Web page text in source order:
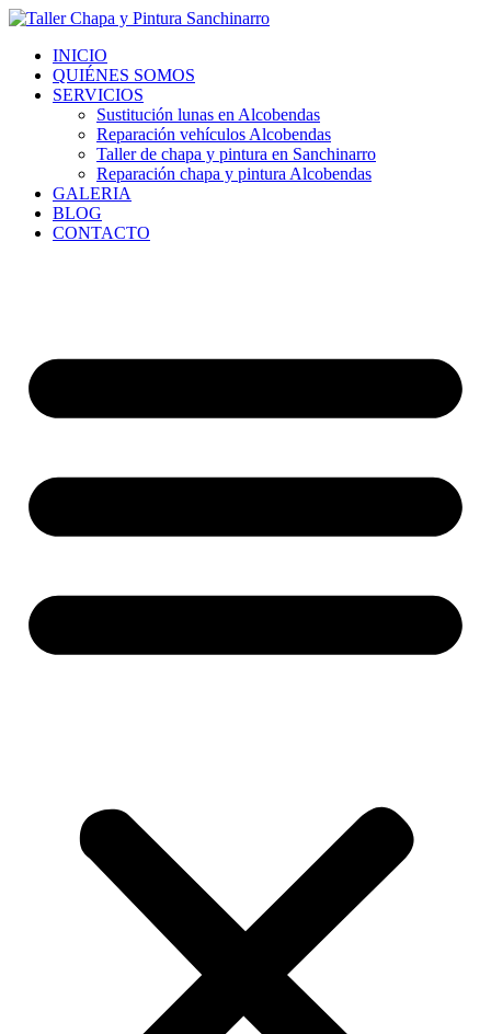
Ir
contenidoINICIO
QUIÉNES SOMOS
SERVICIOS
Sustitución lunas en Alcobendas
Reparación vehículos Alcobendas
Taller de chapa y pintura en Sanchinarro
Reparación chapa y pintura Alcobendas
GALERIA
BLOG
CONTACTO